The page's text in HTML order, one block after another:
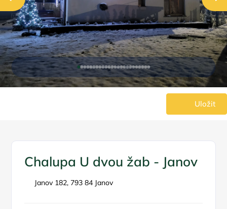
Uložit
Chalupa U dvou žab - Janov
Janov 182, 793 84 Janov